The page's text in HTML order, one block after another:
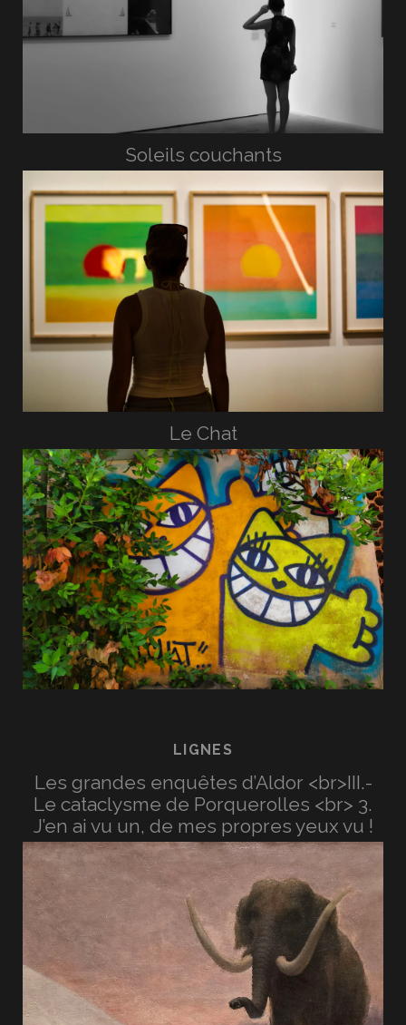
Soleils couchants
Le Chat
LIGNES
Les grandes enquêtes d’Aldor <br>III.-
Le cataclysme de Porquerolles <br> 3.
J’en ai vu un, de mes propres yeux vu !